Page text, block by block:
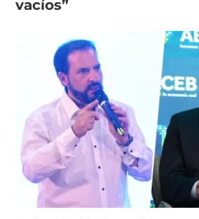
vacíos”